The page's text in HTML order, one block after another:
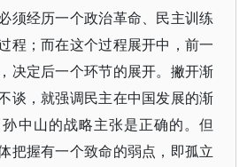
须经历一个政治革命、民主训练
程；而在这个过程展开中，前一
决定后一个环节的展开。撇开渐
谈，就强调民主在中国发展的渐
中山的战略主张是正确的。但
把握有一个致命的弱点，即孤立